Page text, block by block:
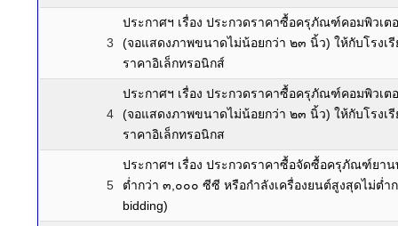
3
ประกาศฯ เรื่อง ประกวดราคาซื้อครุภัณฑ์คอมพิวเต
(จอแสดงภาพขนาดไม่น้อยกว่า ๒๓ นิ้ว) ให้กับโรง
ราคาอิเล็กทรอนิกส์
4
ประกาศฯ เรื่อง ประกวดราคาซื้อครุภัณฑ์คอมพิวเต
(จอแสดงภาพขนาดไม่น้อยกว่า ๒๓ นิ้ว) ให้กับโรง
ราคาอิเล็กทรอนิกส
5
ประกาศฯ เรื่อง ประกวดราคาซื้อจัดซื้อครุภัณฑ์ยา
ต่ำกว่า ๓,๐๐๐ ซีซี หรือกำลังเครื่องยนต์สูงสุดไม่ต่
bidding)